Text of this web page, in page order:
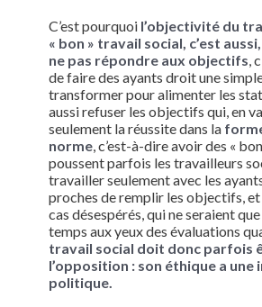
C’est pourquoi l’objectivité du
« bon » travail social, c’est
ne pas répondre aux objectifs ,
de faire des ayants droit une
transformer pour alimenter les
aussi refuser les objectifs qui, en
seulement la réussite dans la
norme, c’est-à-dire avoir des «
poussent parfois les travailleurs
travailler seulement avec les
proches de remplir les objectifs, et
cas désespérés, qui ne seraient
temps aux yeux des évaluations
travail social doit donc parfois
l’opposition : son éthique a une
politique.